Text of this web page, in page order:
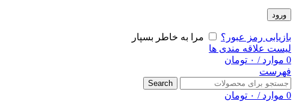
ورود
بازیابی رمز عبور؟
مرا به خاطر بسپار
لیست علاقه مندی ها
0 موارد / ۰ تومان
فهرست
Search
0 موارد / ۰ تومان